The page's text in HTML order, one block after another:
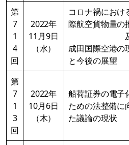
第
7
1
4
回
2022年
11月9日
（水）
コロナ禍におけ
際航空貨物量の
及
成田国際空港の
と今後の展望
第
7
1
3
回
2022年
10月6日
（木）
船荷証券の電子
ための法整備に
た議論の現状